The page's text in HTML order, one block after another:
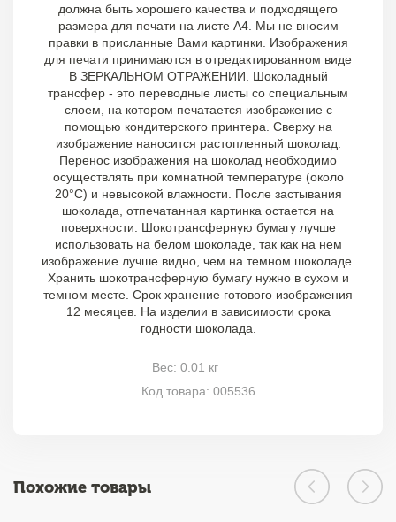
должна быть хорошего качества и подходящего
размера для печати на листе А4. Мы не вносим
правки в присланные Вами картинки. Изображения
для печати принимаются в отредактированном виде
В ЗЕРКАЛЬНОМ ОТРАЖЕНИИ. Шоколадный
трансфер - это переводные листы со специальным
слоем, на котором печатается изображение с
помощью кондитерского принтера. Сверху на
изображение наносится растопленный шоколад.
Перенос изображения на шоколад необходимо
осуществлять при комнатной температуре (около
20°С) и невысокой влажности. После застывания
шоколада, отпечатанная картинка остается на
поверхности. Шокотрансферную бумагу лучше
использовать на белом шоколаде, так как на нем
изображение лучше видно, чем на темном шоколаде.
Хранить шокотрансферную бумагу нужно в сухом и
темном месте. Срок хранение готового изображения
12 месяцев. На изделии в зависимости срока
годности шоколада.
Вес: 0.01 кг
Код товара: 005536
Похожие товары